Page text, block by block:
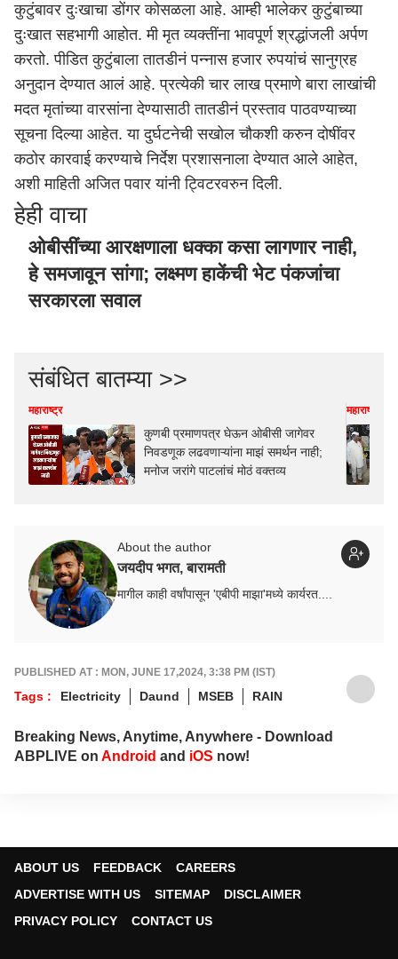
कुटुंबावर दुःखाचा डोंगर कोसळला आहे. आम्ही भालेकर कुटुंबाच्या
दुःखात सहभागी आहोत. मी मृत व्यक्तींना भावपूर्ण श्रद्धांजली अर्पण
करतो. पीडित कुटुंबाला तातडीनं पन्नास हजार रुपयांचं सानुग्रह
अनुदान देण्यात आलं आहे. प्रत्येकी चार लाख प्रमाणे बारा लाखांची
मदत मृतांच्या वारसांना देण्यासाठी तातडीनं प्रस्ताव पाठवण्याच्या
सूचना दिल्या आहेत. या दुर्घटनेची सखोल चौकशी करुन दोषींवर
कठोर कारवाई करण्याचे निर्देश प्रशासनाला देण्यात आले आहेत,
अशी माहिती अजित पवार यांनी ट्विटरवरुन दिली.
हेही वाचा
ओबीसींच्या आरक्षणाला धक्का कसा लागणार नाही,
हे समजावून सांगा; लक्ष्मण हाकेंची भेट पंकजांचा
सरकारला सवाल
संबंधित बातम्या >>
महाराष्ट्र
कुणबी प्रमाणपत्र घेऊन ओबीसी जागेवर
निवडणूक लढवणाऱ्यांना माझं समर्थन नाही;
मनोज जरांगे पाटलांचं मोठं वक्तव्य
महाराष्ट्र
About the author
जयदीप भगत, बारामती
मागील काही वर्षांपासून 'एबीपी माझा'मध्ये कार्यरत....
PUBLISHED AT : MON, JUNE 17,2024, 3:38 PM (IST)
Tags : Electricity Daund MSEB RAIN
Breaking News, Anytime, Anywhere - Download
ABPLIVE on Android and iOS now!
ABOUT US FEEDBACK
CAREERS
ADVERTISE WITH US
SITEMAP
DISCLAIMER
PRIVACY POLICY
CONTACT US